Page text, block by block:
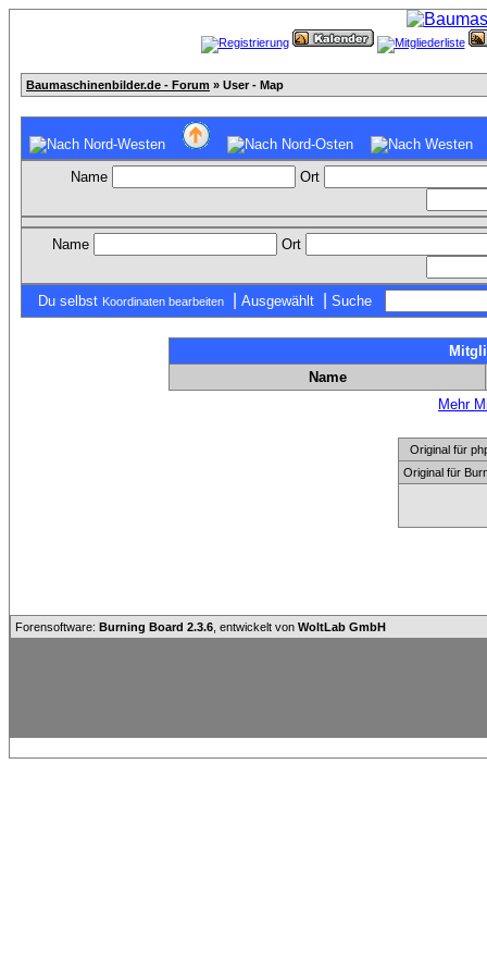
Baumaschinenbilder.de - Forum » User - Map
Name Ort
Name Ort
Du selbst Koordinaten bearbeiten Ausgewählt Suche
Name
Mehr
Original für
Original für
Forensoftware: Burning Board 2.3.6 , entwickelt von WoltLab GmbH